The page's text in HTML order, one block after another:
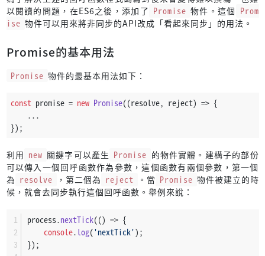
以閱讀的問題，在ES6之後，添加了 Promise 物件。這個 Prom
ise 物件可以用來將非同步的API改成「看起來同步」的用法。
Promise的基本用法
Promise 物件的最基本用法如下：
const promise = new Promise((resolve, reject) => {
    ...
});
利用 new 關鍵字可以產生 Promise 的物件實體。建構子的部份
可以傳入一個回呼函數作為參數，這個函數有兩個參數，第一個
為 resolve ，第二個為 reject 。當 Promise 物件被建立的時
候，就會去同步執行這個回呼函數。舉例來說：
process.nextTick(() => {
console. log('nextTick');
});